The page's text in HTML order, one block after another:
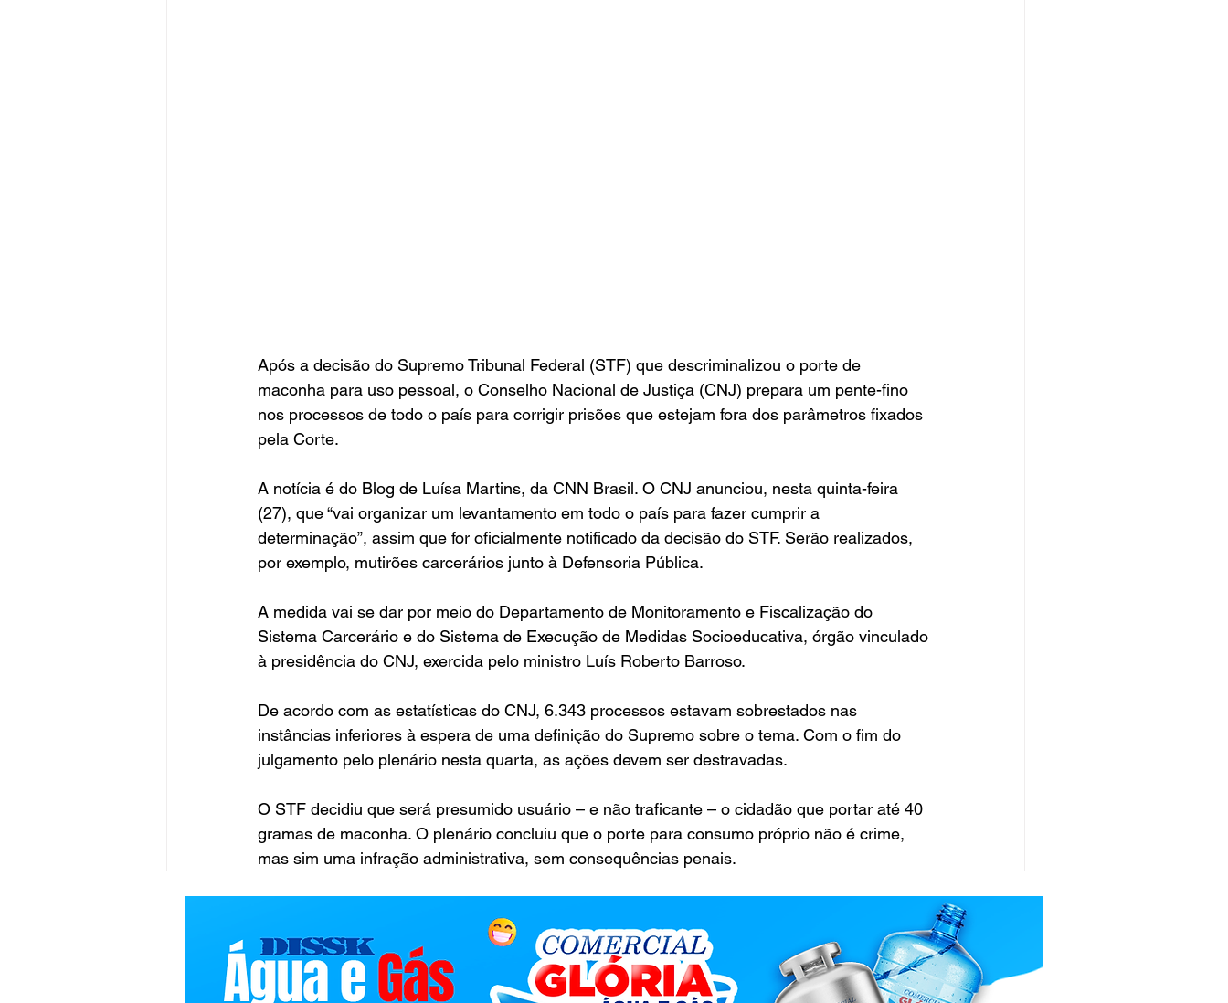
Após a decisão do Supremo Tribunal Federal (STF) que descriminalizou o porte de
maconha para uso pessoal, o Conselho Nacional de Justiça (CNJ) prepara um pente-fino
nos processos de todo o país para corrigir prisões que estejam fora dos parâmetros fixados
pela Corte.
A notícia é do Blog de Luísa Martins, da CNN Brasil. O CNJ anunciou, nesta quinta-feira
(27), que “vai organizar um levantamento em todo o país para fazer cumprir a
determinação”, assim que for oficialmente notificado da decisão do STF. Serão realizados,
por exemplo, mutirões carcerários junto à Defensoria Pública.
A medida vai se dar por meio do Departamento de Monitoramento e Fiscalização do
Sistema Carcerário e do Sistema de Execução de Medidas Socioeducativa, órgão vinculado
à presidência do CNJ, exercida pelo ministro Luís Roberto Barroso.
De acordo com as estatísticas do CNJ, 6.343 processos estavam sobrestados nas
instâncias inferiores à espera de uma definição do Supremo sobre o tema. Com o fim do
julgamento pelo plenário nesta quarta, as ações devem ser destravadas.
O STF decidiu que será presumido usuário – e não traficante – o cidadão que portar até 40
gramas de maconha. O plenário concluiu que o porte para consumo próprio não é crime,
mas sim uma infração administrativa, sem consequências penais.